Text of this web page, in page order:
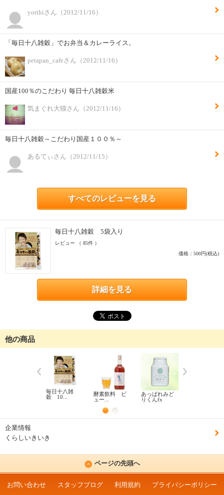
yotthiさん（2012/11/16）
「毎日十八雑穀」でお弁当＆カレーライス。
petapan_cafeさん（2012/11/16）
国産100％のこだわり 毎日十八雑穀米
気まぐれ大猫さん（2012/11/16）
毎日十八雑穀～こだわり国産１００％～
あるてぃさん（2012/11/15）
すべてのレビューを見る
毎日十八雑穀 5袋入り
レビュー （ 85件 ）
価格：500円(税込)
詳細を見る
他の商品
毎日十八雑
穀 10...
酵素飲料 ビ
ュー...
あっぱれみど
りくんfx
企業情報
くらしいきいき
ページの先頭へ
お問い合わせ スタッフブログ 利用規約 プライバシーポリシー